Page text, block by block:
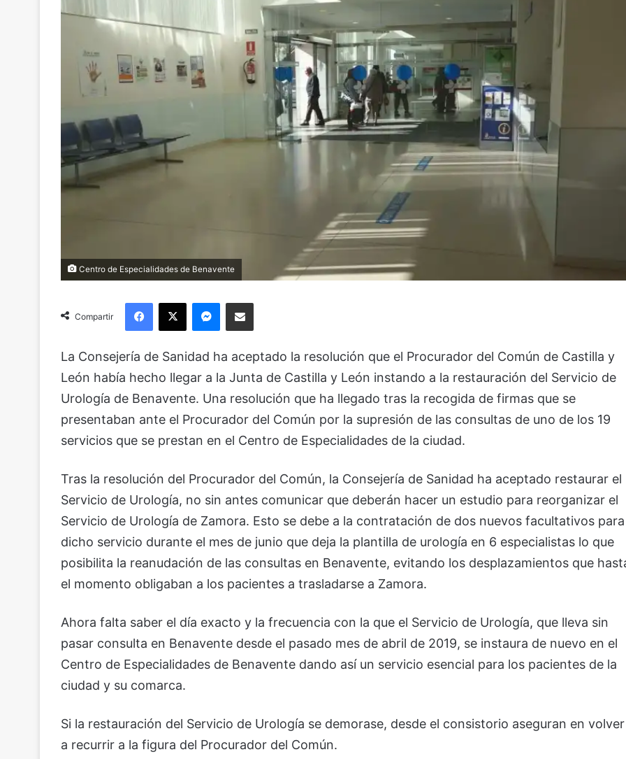
Centro de Especialidades de Benavente
Compartir
Facebook
X Messenger
Compartir via Email
La Consejería de Sanidad ha aceptado la resolución que el Procurador del Común de Castilla y
León había hecho llegar a la Junta de Castilla y León instando a la restauración del Servicio de
Urología de Benavente. Una resolución que ha llegado tras la recogida de firmas que se
presentaban ante el Procurador del Común por la supresión de las consultas de uno de los 19
servicios que se prestan en el Centro de Especialidades de la ciudad.
Tras la resolución del Procurador del Común, la Consejería de Sanidad ha aceptado restaurar el
Servicio de Urología, no sin antes comunicar que deberán hacer un estudio para reorganizar el
Servicio de Urología de Zamora. Esto se debe a la contratación de dos nuevos facultativos para
dicho servicio durante el mes de junio que deja la plantilla de urología en 6 especialistas lo que
posibilita la reanudación de las consultas en Benavente, evitando los desplazamientos que
el momento obligaban a los pacientes a trasladarse a Zamora.
Ahora falta saber el día exacto y la frecuencia con la que el Servicio de Urología, que lleva sin
pasar consulta en Benavente desde el pasado mes de abril de 2019, se instaura de nuevo en el
Centro de Especialidades de Benavente dando así un servicio esencial para los pacientes de la
ciudad y su comarca.
Si la restauración del Servicio de Urología se demorase, desde el consistorio aseguran en volver
a recurrir a la figura del Procurador del Común.